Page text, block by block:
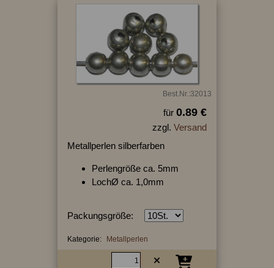
Best.Nr.:32013
für 0.89 €
zzgl. Versand
Metallperlen silberfarben
Perlengröße ca. 5mm
LochØ ca. 1,0mm
Packungsgröße:
Kategorie: Metallperlen